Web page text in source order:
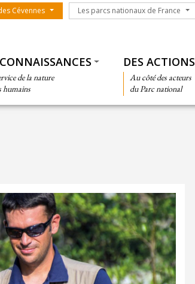
Cévennes Les parcs nationaux de France
Les parcs nationaux de France
de la nature
humains
DES ACTIONS
Au côté des acteurs
du Parc national